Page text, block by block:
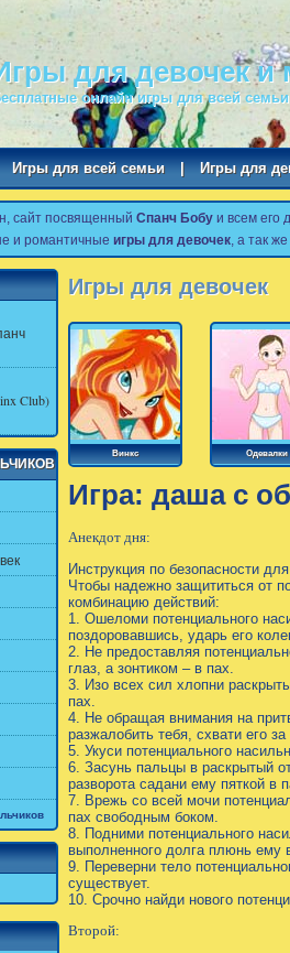
для девочек и
онлайн игры для всей семьи
Игры для всей семьи | Игры для
сайт посвященный Спанч Бобу и всем его
и романтичные игры для девочек, а так
Club)
Игры для девочек
Винкс Одевалки
Игра: даша с
Анекдот дня:
Инструкция по безопасности
Чтобы надежно защититься от
комбинацию действий:
1. Ошеломи потенциального
поздоровавшись, ударь его
2. Не предоставляя
глаз, а зонтиком – в пах.
3. Изо всех сил хлопни
пах.
4. Не обращая внимания на
разжалобить тебя, схвати его
5. Укуси потенциального
6. Засунь пальцы в раскрытый
разворота садани ему пяткой в
7. Врежь со всей мочи
пах свободным боком.
8. Подними потенциального
выполненного долга плюнь ему
9. Переверни тело
существует.
10. Срочно найди нового
Второй: